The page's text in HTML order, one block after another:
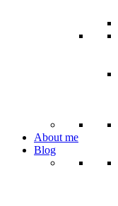
About me
Blog